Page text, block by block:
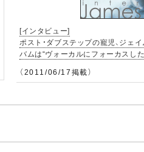
[インタビュー]
ポスト・ダブステップの寵児、ジェ
バムは“ヴォーカルにフォーカスし
（2011/06/17掲載）